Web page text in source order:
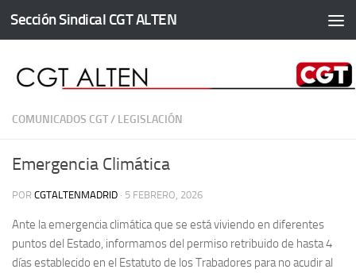
Saltar al contenido
Sección Sindical CGT ALTEN
COMUNICADOS CGT/ LEGISLACIÓN
Emergencia Climática
POR CGTALTENMADRID · 5 FEBRERO, 2026
Ante la emergencia climática que se está viviendo en diferentes
puntos del Estado, informamos del permiso retribuido de hasta 4
días establecido en el Estatuto de los Trabadores para no acudir al